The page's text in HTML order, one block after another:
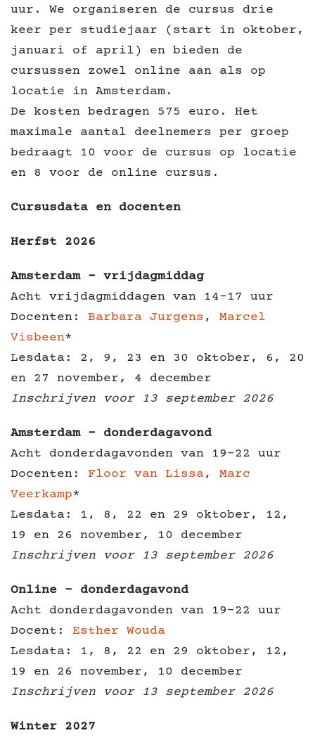
uur. We organiseren de cursus drie
keer per studiejaar (start in oktober,
januari of april) en bieden de
cursussen zowel online aan als op
locatie in Amsterdam.
De kosten bedragen 575 euro. Het
maximale aantal deelnemers per groep
bedraagt 10 voor de cursus op locatie
en 8 voor de online cursus.
Cursusdata en docenten
Herfst 2026
Amsterdam - vrijdagmiddag
Acht vrijdagmiddagen van 14-17 uur
Docenten: Barbara Jurgens , Marcel
Visbeen*
Lesdata: 2, 9, 23 en 30 oktober, 6, 20
en 27 november, 4 december
Inschrijven voor 13 september2026
Amsterdam - donderdagavond
Acht donderdagavonden van 19-22 uur
Docenten: Floor van Lissa, Marc
Veerkamp*
Lesdata: 1, 8, 22 en 29 oktober, 12,
19 en 26 november, 10 december
Inschrijven voor 13 september 2026
Online - donderdagavond
Acht donderdagavonden van 19-22 uur
Docent: Esther Wouda
Lesdata: 1, 8, 22 en 29 oktober, 12,
19 en 26 november, 10 december
Inschrijven voor 13 september2026
Winter 2027